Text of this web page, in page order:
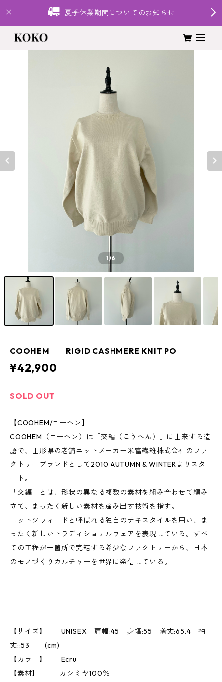
夏季休業期間についてのお知らせ
1/6
COOHEM RIGID CASHMERE KNIT PO
¥42,900
SOLD OUT
【COOHEM/コーヘン】
COOHEM（コーヘン）は「交編（こうへん）」に由来する造
語で、山形県の老舗ニットメーカー米富繊維株式会社のファ
クトリーブランドとして2010 AUTUMN & WINTERよりスタ
ート。
「交編」とは、形状の異なる複数の素材を組み合わせて編み
立て、まったく新しい素材を産み出す技術を指す。
ニットツウィードと呼ばれる独自のテキスタイルを用い、ま
ったく新しいトラディショナルウェアを表現している。すべ
ての工程が一箇所で完結する希少なファクトリーから、日本
のモノづくりカルチャーを世界に発信している。
【サイズ】 UNISEX 肩幅:45 身幅:55 着丈:65.4 袖
丈::53 (cm)
【カラー】 Ecru
【素材】 カシミヤ100％